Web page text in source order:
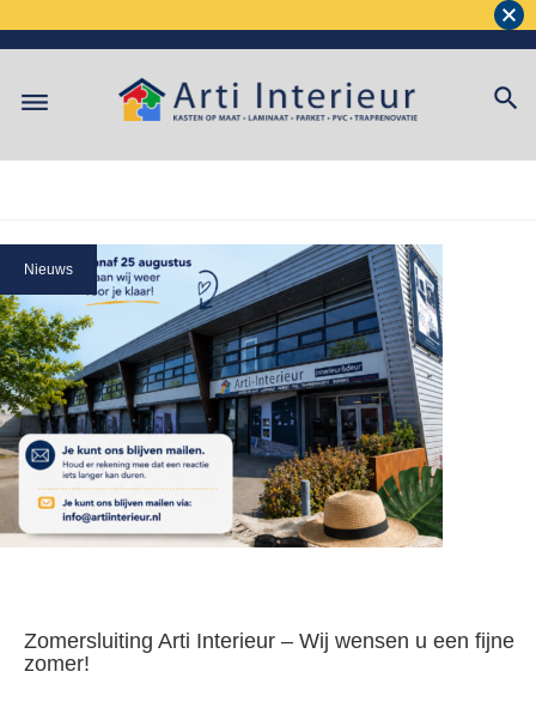
Nieuws
Zomersluiting Arti Interieur – Wij wensen u een fijne
zomer!